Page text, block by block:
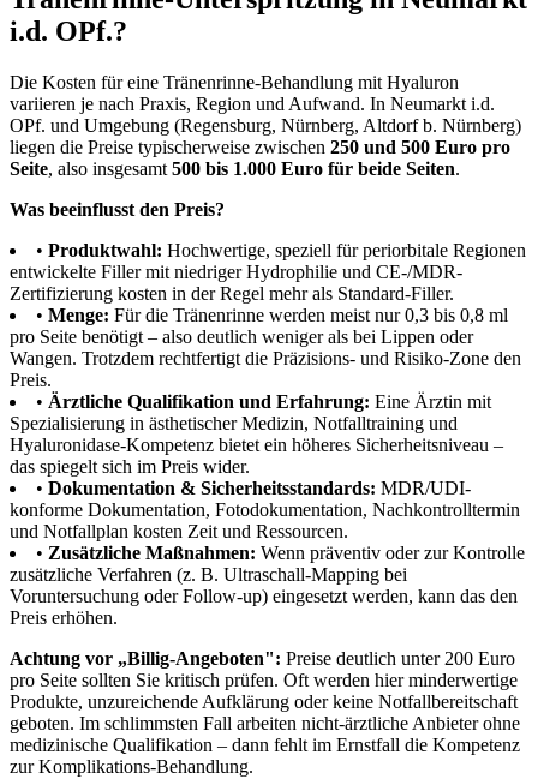
i.d. OPf.?
Die Kosten für eine Tränenrinne-Behandlung mit Hyaluron
variieren je nach Praxis, Region und Aufwand. In Neumarkt i.d.
OPf. und Umgebung (Regensburg, Nürnberg, Altdorf b. Nürnberg)
liegen die Preise typischerweise zwischen 250 und 500 Euro pro
Seite, also insgesamt 500 bis 1.000 Euro für beide Seiten.
Was beeinflusst den Preis?
• Produktwahl: Hochwertige, speziell für periorbitale Regionen
entwickelte Filler mit niedriger Hydrophilie und CE-/MDR-
Zertifizierung kosten in der Regel mehr als Standard-Filler.
• Menge: Für die Tränenrinne werden meist nur 0,3 bis 0,8 ml
pro Seite benötigt – also deutlich weniger als bei Lippen oder
Wangen. Trotzdem rechtfertigt die Präzisions- und Risiko-Zone den
Preis.
• Ärztliche Qualifikation und Erfahrung: Eine Ärztin mit
Spezialisierung in ästhetischer Medizin, Notfalltraining und
Hyaluronidase-Kompetenz bietet ein höheres Sicherheitsniveau –
das spiegelt sich im Preis wider.
• Dokumentation & Sicherheitsstandards: MDR/UDI-
konforme Dokumentation, Fotodokumentation, Nachkontrolltermin
und Notfallplan kosten Zeit und Ressourcen.
• Zusätzliche Maßnahmen: Wenn präventiv oder zur Kontrolle
zusätzliche Verfahren (z. B. Ultraschall-Mapping bei
Voruntersuchung oder Follow-up) eingesetzt werden, kann das den
Preis erhöhen.
Achtung vor „Billig-Angeboten": Preise deutlich unter 200 Euro
pro Seite sollten Sie kritisch prüfen. Oft werden hier minderwertige
Produkte, unzureichende Aufklärung oder keine Notfallbereitschaft
geboten. Im schlimmsten Fall arbeiten nicht-ärztliche Anbieter ohne
medizinische Qualifikation – dann fehlt im Ernstfall die Kompetenz
zur Komplikations-Behandlung.